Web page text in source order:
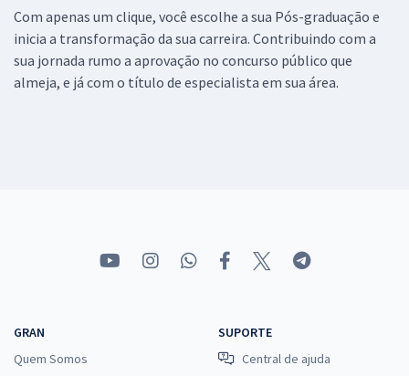
Com apenas um clique, você escolhe a sua Pós-graduação e
inicia a transformação da sua carreira. Contribuindo com a
sua jornada rumo a aprovação no concurso público que
almeja, e já com o título de especialista em sua área.
GRAN
Quem Somos
SUPORTE
Central de ajuda